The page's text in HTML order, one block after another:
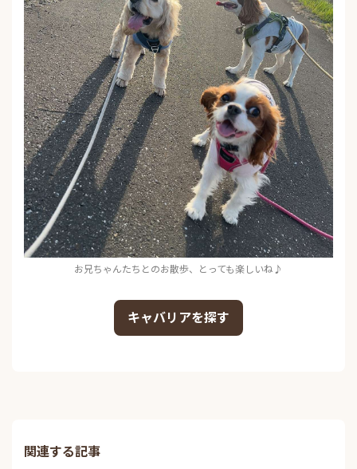
お兄ちゃんたちとのお散歩、とっても楽しいね♪
キャバリアを探す
関連する記事